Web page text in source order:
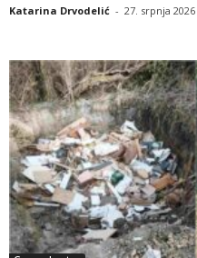
Katarina Drvodelić - 27. srpnja 2026